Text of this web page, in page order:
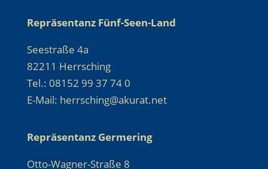
Repräsentanz Fünf-Seen-Land
Seestraße 4a
82211 Herrsching
Tel.: 08152 99 37 74 0
E-Mail: herrsching@akurat.net
Repräsentanz Germering
Otto-Wagner-Straße 8